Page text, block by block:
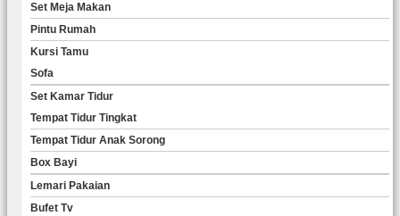
Set Meja Makan
Pintu Rumah
Kursi Tamu
Sofa
Set Kamar Tidur
Tempat Tidur Tingkat
Tempat Tidur Anak Sorong
Box Bayi
Lemari Pakaian
Bufet Tv